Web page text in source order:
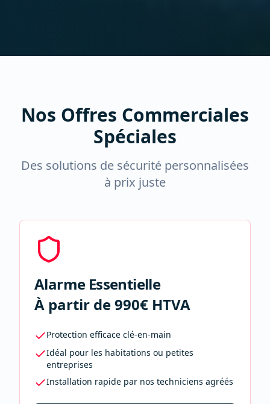
Nos Offres Commerciales
Spéciales
Des solutions de sécurité personnalisées
à prix juste
Alarme Essentielle
À partir de 990€ HTVA
Protection efficace clé-en-main
Idéal pour les habitations ou petites
entreprises
Installation rapide par nos techniciens agréés